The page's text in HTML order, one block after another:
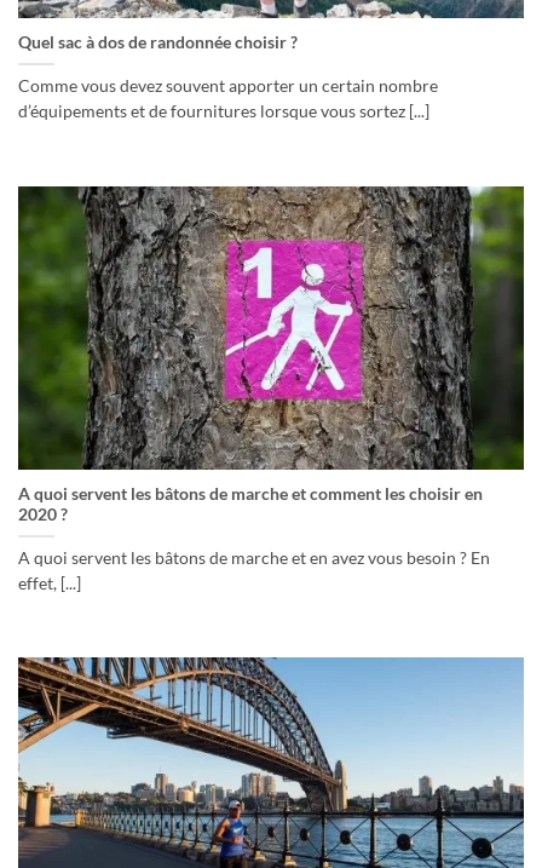
Quel sac à dos de randonnée choisir ?
Comme vous devez souvent apporter un certain nombre
d’équipements et de fournitures lorsque vous sortez [...]
A quoi servent les bâtons de marche et comment les choisir en
2020 ?
A quoi servent les bâtons de marche et en avez vous besoin ? En
effet, [...]